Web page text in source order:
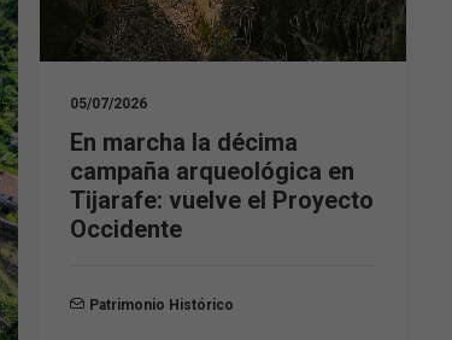
05/07/2026
En marcha la décima
campaña arqueológica en
Tijarafe: vuelve el Proyecto
Occidente
Patrimonio Histórico